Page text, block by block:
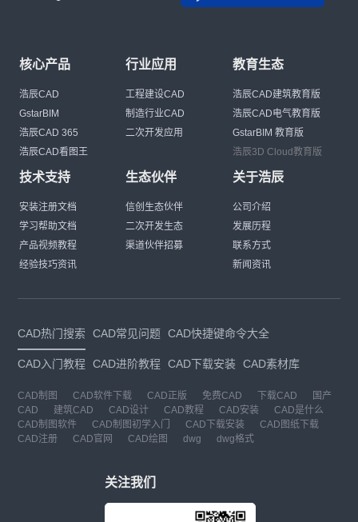
核心产品
浩辰CAD
GstarBIM
浩辰CAD 365
浩辰CAD看图王
行业应用
工程建设CAD
制造行业CAD
二次开发应用
教育生态
浩辰CAD建筑教育版
浩辰CAD电气教育版
GstarBIM 教育版
浩辰3D Cloud教育版
技术支持
安装注册文档
学习帮助文档
产品视频教程
经验技巧资讯
生态伙伴
信创生态伙伴
二次开发生态
渠道伙伴招募
关于浩辰
公司介绍
发展历程
联系方式
新闻资讯
CAD热门搜索 CAD常见问题 CAD快捷键命令大全
CAD入门教程 CAD进阶教程 CAD下载安装 CAD素材库
CAD制图 CAD软件下载 CAD正版 免费CAD 下载CAD
国产
CAD
建筑CAD CAD设计 CAD教程 CAD安装
CAD是什么
CAD制图软件
CAD制图初学入门 CAD下载安装
CAD图纸下载
CAD注册
CAD官网 CAD绘图 dwg dwg格式
关注我们